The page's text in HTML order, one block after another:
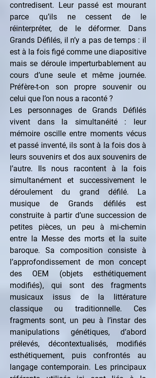
contredisent. Leur passé est mourant
parce qu’ils ne cessent de le
réinterpréter, de le déformer. Dans
Grands Défilés, il n’y a pas de temps : il
est à la fois figé comme une diapositive
mais se déroule imperturbablement au
cours d’une seule et même journée.
Préfère-t-on son propre souvenir ou
celui que l’on nous a raconté ?
Les personnages de Grands Défilés
vivent dans la simultanéité : leur
mémoire oscille entre moments vécus
et passé inventé, ils sont à la fois dos à
leurs souvenirs et dos aux souvenirs de
l’autre. Ils nous racontent à la fois
simultanément et successivement le
déroulement du grand défilé. La
musique de Grands défilés est
construite à partir d’une succession de
petites pièces, un peu à mi-chemin
entre la Messe des morts et la suite
baroque. Sa composition consiste à
l’approfondissement de mon concept
des OEM (objets esthétiquement
modifiés), qui sont des fragments
musicaux issus de la littérature
classique ou traditionnelle. Ces
fragments sont, un peu à l’instar des
manipulations génétiques, d’abord
prélevés, décontextualisés, modifiés
esthétiquement, puis confrontés au
langage contemporain. Les principaux